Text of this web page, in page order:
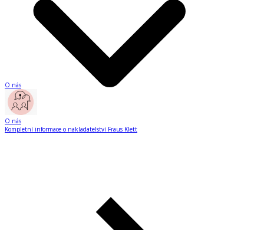
O nás
O nás
Kompletní informace o nakladatelství Fraus Klett